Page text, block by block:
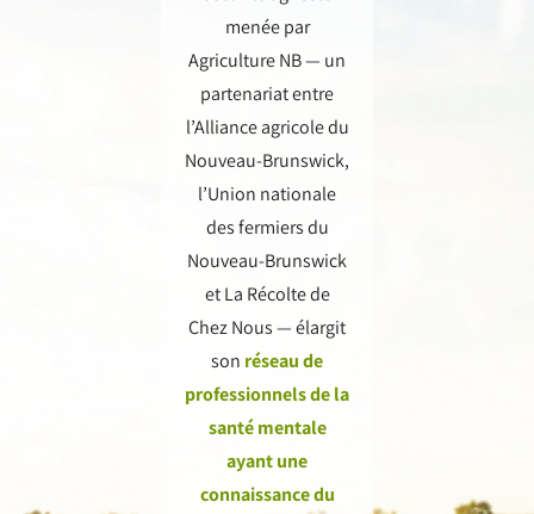
menée par
Agriculture NB — un
partenariat entre
l’Alliance agricole du
Nouveau-Brunswick,
l’Union nationale
des fermiers du
Nouveau-Brunswick
et La Récolte de
Chez Nous — élargit
son réseau de
professionnels de la
santé mentale
ayant une
connaissance du